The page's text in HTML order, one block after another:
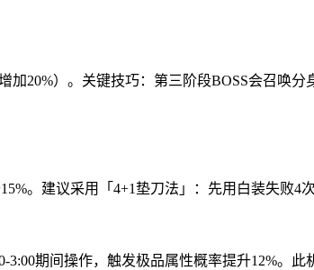
20%）。关键技巧：第三阶段BOSS会召唤分
。建议采用「4+1垫刀法」：先用白装失败4
期间操作，触发极品属性概率提升12%。